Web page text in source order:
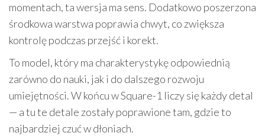
momentach, ta wersja ma sens. Dodatkowo poszerzona
środkowa warstwa poprawia chwyt, co zwiększa
kontrolę podczas przejść i korekt.
To model, który ma charakterystykę odpowiednią
zarówno do nauki, jak i do dalszego rozwoju
umiejętności. W końcu w Square-1 liczy się każdy detal
— a tu te detale zostały poprawione tam, gdzie to
najbardziej czuć w dłoniach.